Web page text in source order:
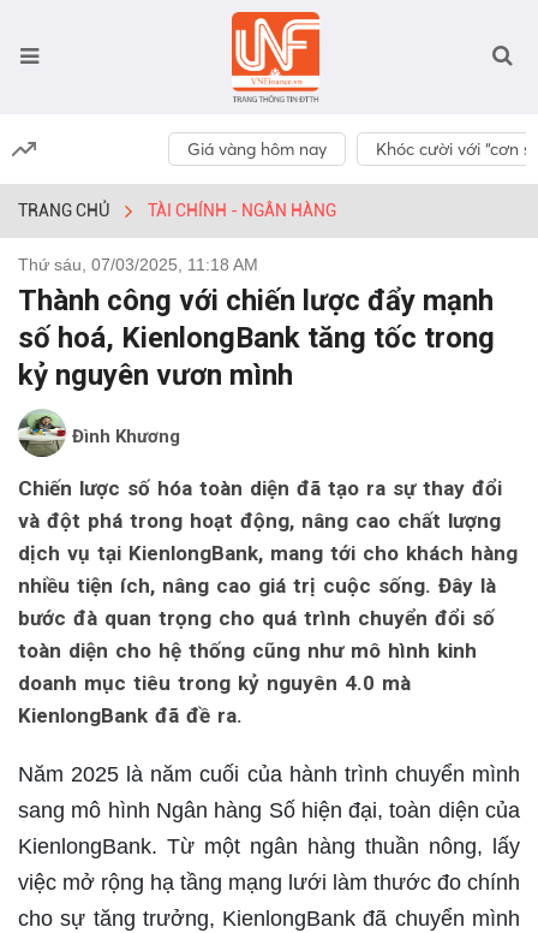
Giá vàng hôm nay Khóc cười với “cơn
TRANG CHỦ TÀI CHÍNH - NGÂN HÀNG
Thứ sáu, 07/03/2025, 11:18 AM
Thành công với chiến lược đẩy mạnh
số hoá, KienlongBank tăng tốc trong
kỷ nguyên vươn mình
Đình Khương
Chiến lược số hóa toàn diện đã tạo ra sự thay đổi
và đột phá trong hoạt động, nâng cao chất lượng
dịch vụ tại KienlongBank, mang tới cho khách hàng
nhiều tiện ích, nâng cao giá trị cuộc sống. Đây là
bước đà quan trọng cho quá trình chuyển đổi số
toàn diện cho hệ thống cũng như mô hình kinh
doanh mục tiêu trong kỷ nguyên 4.0 mà
KienlongBank đã đề ra.
Năm 2025 là năm cuối của hành trình chuyển mình
sang mô hình Ngân hàng Số hiện đại, toàn diện của
KienlongBank. Từ một ngân hàng thuần nông, lấy
việc mở rộng hạ tầng mạng lưới làm thước đo chính
cho sự tăng trưởng, KienlongBank đã chuyển mình